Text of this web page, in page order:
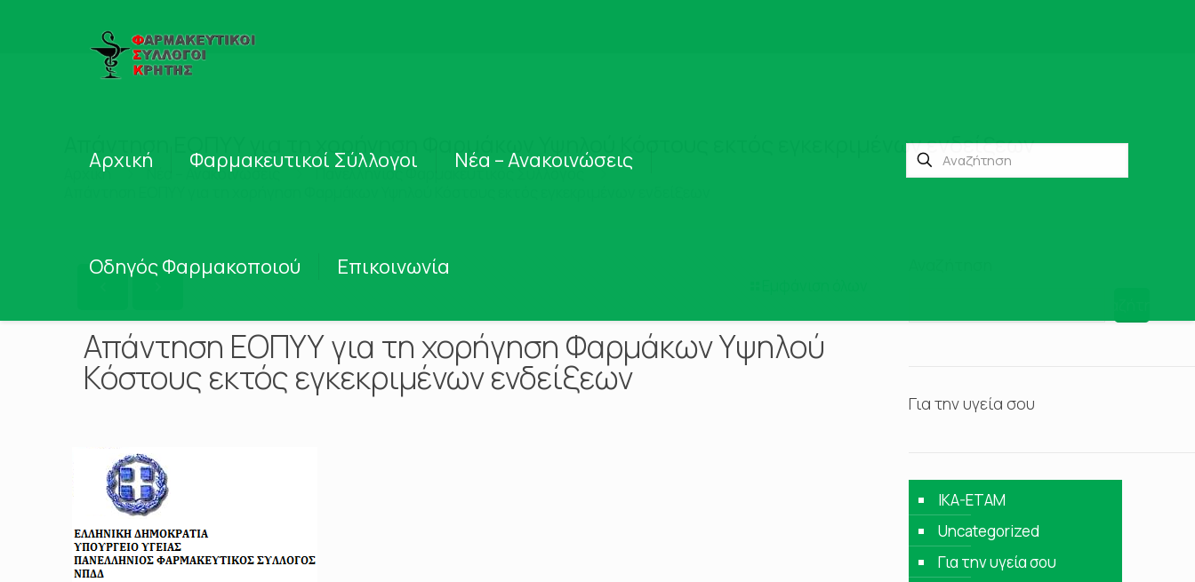
Αρχική Φαρμακευτικοί Σύλλογοι Νέα – Ανακοινώσεις
Οδηγός Φαρμακοποιού Επικοινωνία
Απάντηση ΕΟΠΥΥ για τη χορήγηση Φαρμάκων Υψηλού Κόστους εκτός εγκεκριμένων ενδείξεων
Αρχική Νέα – Ανακοινώσεις
Πανελλήνιος Φαρμακευτικός Σύλλογος
Απάντηση ΕΟΠΥΥ για τη χορήγηση Φαρμάκων Υψηλού
Κόστους εκτός εγκεκριμένων ενδείξεων
Για την υγεία σου
IKA-ETAM
Uncategorized
Για την υγεία σου